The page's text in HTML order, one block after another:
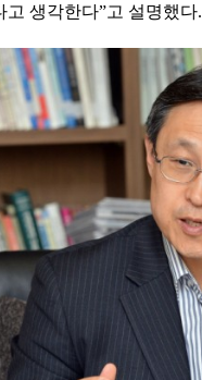
고 생각한다”고 설명했다.